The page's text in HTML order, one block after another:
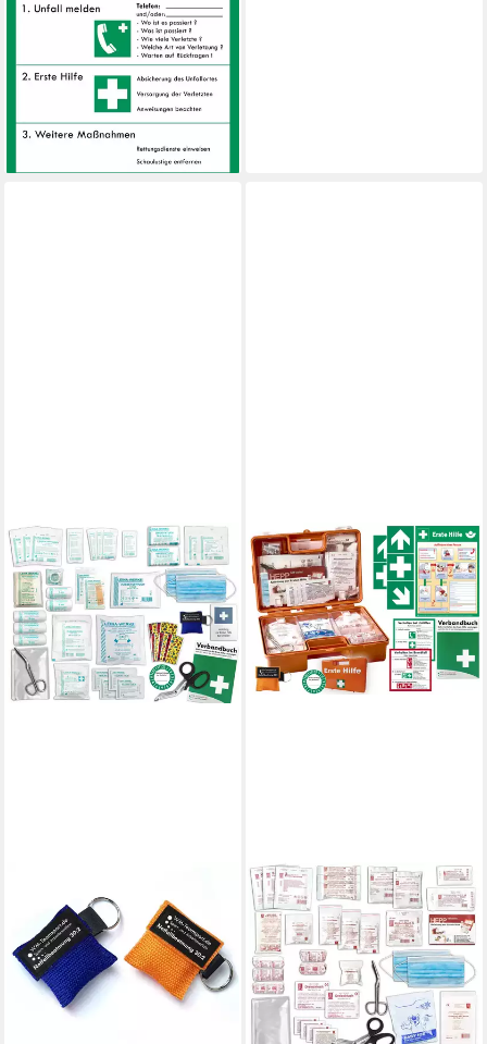
Verbandbuch + Aushang + 2
Info-Aufkleber + 5
Wegweiser
UVP12,90 €
-47%
lieferbar - in 2-3 Werktagen bei dir